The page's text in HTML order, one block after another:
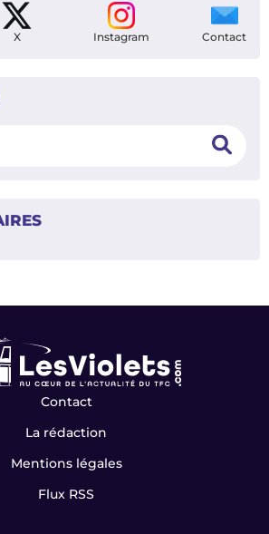
X Instagram Contact
Contact
La rédaction
Mentions légales
Flux RSS